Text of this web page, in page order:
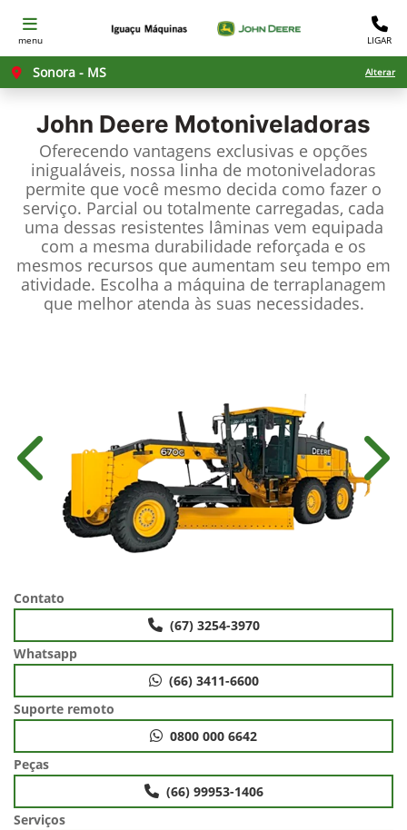
menu LIGAR
Sonora - MS Alterar
John Deere Motoniveladoras
Oferecendo vantagens exclusivas e opções
inigualáveis, nossa linha de motoniveladoras
permite que você mesmo decida como fazer o
serviço. Parcial ou totalmente carregadas, cada
uma dessas resistentes lâminas vem equipada
com a mesma durabilidade reforçada e os
mesmos recursos que aumentam seu tempo em
atividade. Escolha a máquina de terraplanagem
que melhor atenda às suas necessidades.
Anterior
Contato
(67) 3254-3970
Whatsapp
(66) 3411-6600
Suporte remoto
0800 000 6642
Peças
(66) 99953-1406
Serviços